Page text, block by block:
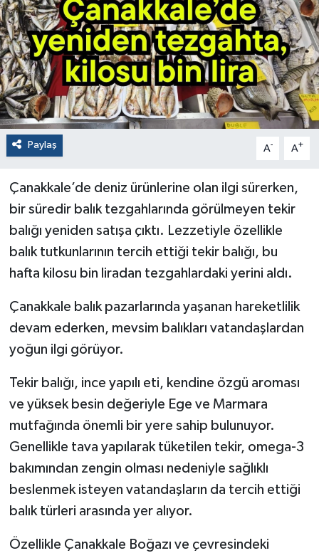
Paylaş A- A+
Çanakkale’de deniz ürünlerine olan ilgi sürerken,
bir süredir balık tezgahlarında görülmeyen tekir
balığı yeniden satışa çıktı. Lezzetiyle özellikle
balık tutkunlarının tercih ettiği tekir balığı, bu
hafta kilosu bin liradan tezgahlardaki yerini aldı.
Çanakkale balık pazarlarında yaşanan hareketlilik
devam ederken, mevsim balıkları vatandaşlardan
yoğun ilgi görüyor.
Tekir balığı, ince yapılı eti, kendine özgü aroması
ve yüksek besin değeriyle Ege ve Marmara
mutfağında önemli bir yere sahip bulunuyor.
Genellikle tava yapılarak tüketilen tekir, omega-3
bakımından zengin olması nedeniyle sağlıklı
beslenmek isteyen vatandaşların da tercih ettiği
balık türleri arasında yer alıyor.
Özellikle Çanakkale Boğazı ve çevresindeki